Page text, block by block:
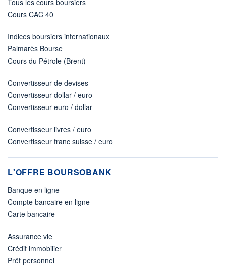
Tous les cours boursiers
Cours CAC 40
Indices boursiers internationaux
Palmarès Bourse
Cours du Pétrole (Brent)
Convertisseur de devises
Convertisseur dollar / euro
Convertisseur euro / dollar
Convertisseur livres / euro
Convertisseur franc suisse / euro
L'OFFRE BOURSOBANK
Banque en ligne
Compte bancaire en ligne
Carte bancaire
Assurance vie
Crédit immobilier
Prêt personnel